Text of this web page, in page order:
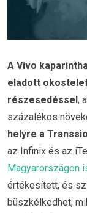
A Vivo
eladott
részesedéssel ,
százalékos
helyre a
az Infinix és az
Magyarországon
értékesített, és
büszkélkedhet,